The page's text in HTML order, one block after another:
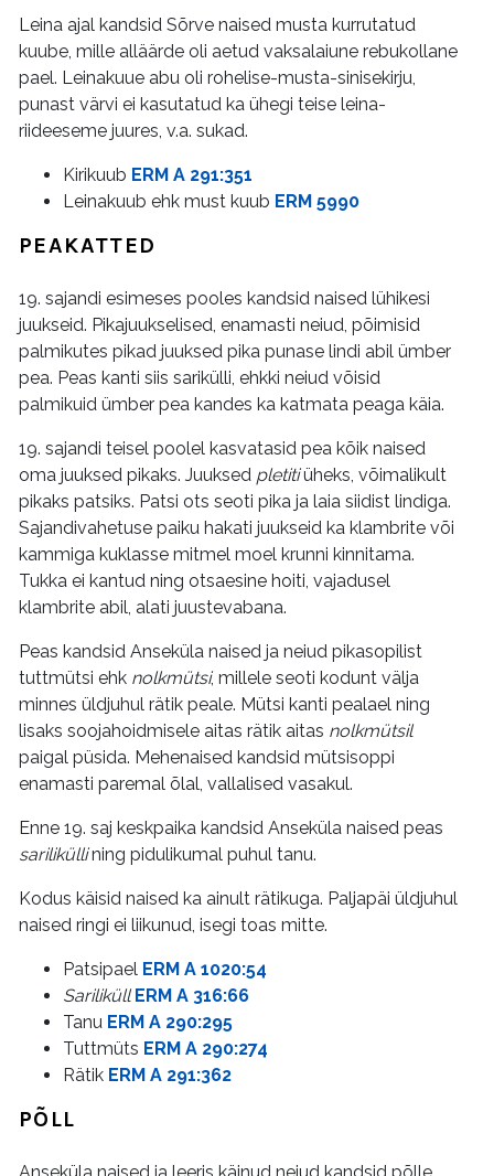
Leina ajal kandsid Sõrve naised musta kurrutatud
kuube, mille alläärde oli aetud vaksalaiune rebukollane
pael. Leinakuue abu oli rohelise-musta-sinisekirju,
punast värvi ei kasutatud ka ühegi teise leina-
riideeseme juures, v.a. sukad.
Kirikuub ERM A 291:351
Leinakuub ehk must kuub ERM 5990
PEAKATTED
19. sajandi esimeses pooles kandsid naised lühikesi
juukseid. Pikajuukselised, enamasti neiud, põimisid
palmikutes pikad juuksed pika punase lindi abil ümber
pea. Peas kanti siis sarikülli, ehkki neiud võisid
palmikuid ümber pea kandes ka katmata peaga käia.
19. sajandi teisel poolel kasvatasid pea kõik naised
oma juuksed pikaks. Juuksed pletitiüheks, võimalikult
pikaks patsiks. Patsi ots seoti pika ja laia siidist lindiga.
Sajandivahetuse paiku hakati juukseid ka klambrite või
kammiga kuklasse mitmel moel krunni kinnitama.
Tukka ei kantud ning otsaesine hoiti, vajadusel
klambrite abil, alati juustevabana.
Peas kandsid Anseküla naised ja neiud pikasopilist
tuttmütsi ehk nolkmütsi, millele seoti kodunt välja
minnes üldjuhul rätik peale. Mütsi kanti pealael ning
lisaks soojahoidmisele aitas rätik aitas nolkmütsil
paigal püsida. Mehenaised kandsid mütsisoppi
enamasti paremal õlal, vallalised vasakul.
Enne 19. saj keskpaika kandsid Anseküla naised peas
sariliküllining pidulikumal puhul tanu.
Kodus käisid naised ka ainult rätikuga. Paljapäi üldjuhul
naised ringi ei liikunud, isegi toas mitte.
Patsipael ERM A 1020:54
Sariliküll ERM A 316:66
Tanu ERM A 290:295
Tuttmüts ERM A 290:274
Rätik ERM A 291:362
PÕLL